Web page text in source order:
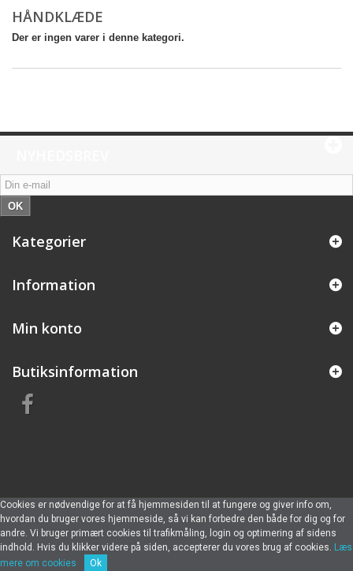
HÅNDKLÆDE
Der er ingen varer i denne kategori.
OK
Kategorier
Information
Min konto
Butiksinformation
Cookies er nødvendige for at få hjemmesiden til at fungere og giver info om,
hvordan du bruger vores hjemmeside, så vi kan forbedre den både for dig og for
andre. Vi bruger primært cookies til trafikmåling, login og optimering af sidens
indhold. Hvis du klikker videre på siden, accepterer du vores brug af cookies. Læs
mere om cookies
Ok